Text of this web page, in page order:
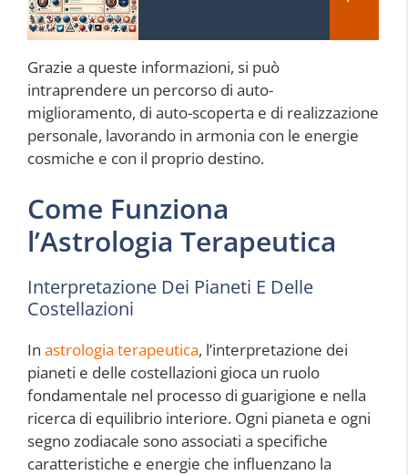
Grazie a queste informazioni, si può
intraprendere un percorso di auto-
miglioramento, di auto-scoperta e di realizzazione
personale, lavorando in armonia con le energie
cosmiche e con il proprio destino.
Come Funziona
l’Astrologia Terapeutica
Interpretazione Dei Pianeti E Delle
Costellazioni
In astrologia terapeutica, l’interpretazione dei
pianeti e delle costellazioni gioca un ruolo
fondamentale nel processo di guarigione e nella
ricerca di equilibrio interiore. Ogni pianeta e ogni
segno zodiacale sono associati a specifiche
caratteristiche e energie che influenzano la